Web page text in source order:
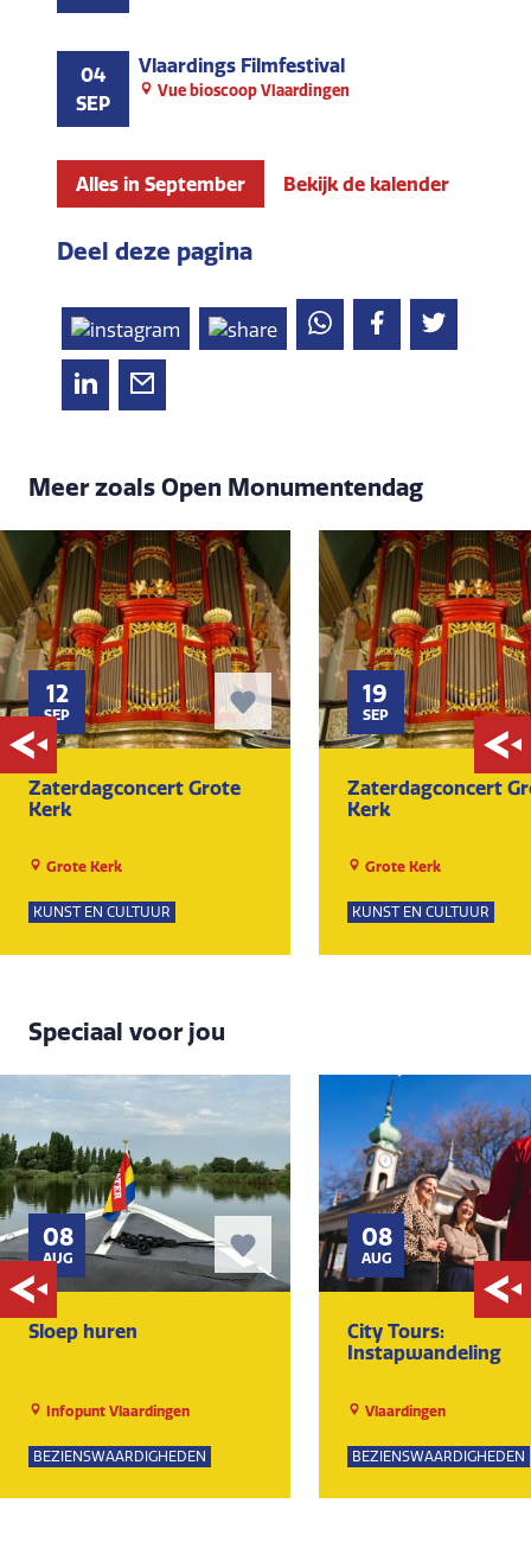
04
SEP
Vlaardings Filmfestival
Vue bioscoop Vlaardingen
Alles in September Bekijk de kalender
Deel deze pagina
Meer zoals Open Monumentendag
12
SEP
Zaterdagconcert Grote
Kerk
Grote Kerk
KUNST EN CULTUUR
19
SEP
Zaterdagconcert
Kerk
Grote Kerk
KUNST EN CULTUUR
Speciaal voor jou
08
AUG
Sloep huren
Infopunt Vlaardingen
BEZIENSWAARDIGHEDEN
08
AUG
City Tours:
Instapwandeling
Vlaardingen
BEZIENSWAARDIGHEDEN